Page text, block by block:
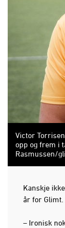
Victor
opp og frem i
Rasmussen/
Kanskje
år for Glimt.
– Ironisk